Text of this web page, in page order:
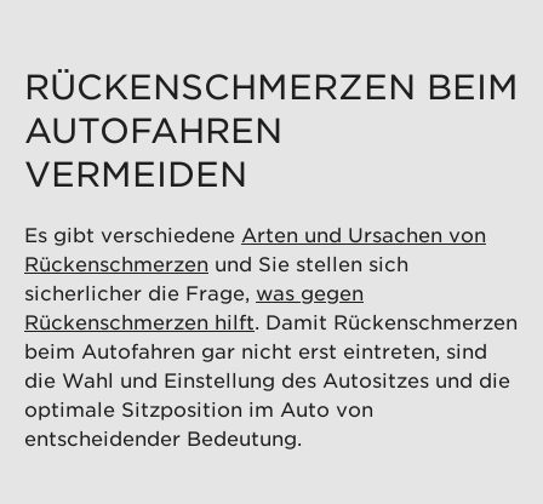
RÜCKENSCHMERZEN BEIM
AUTOFAHREN
VERMEIDEN
Es gibt verschiedene Arten und Ursachen von
Rückenschmerzen und Sie stellen sich
sicherlicher die Frage, was gegen
Rückenschmerzen hilft . Damit Rückenschmerzen
beim Autofahren gar nicht erst eintreten, sind
die Wahl und Einstellung des Autositzes und die
optimale Sitzposition im Auto von
entscheidender Bedeutung.